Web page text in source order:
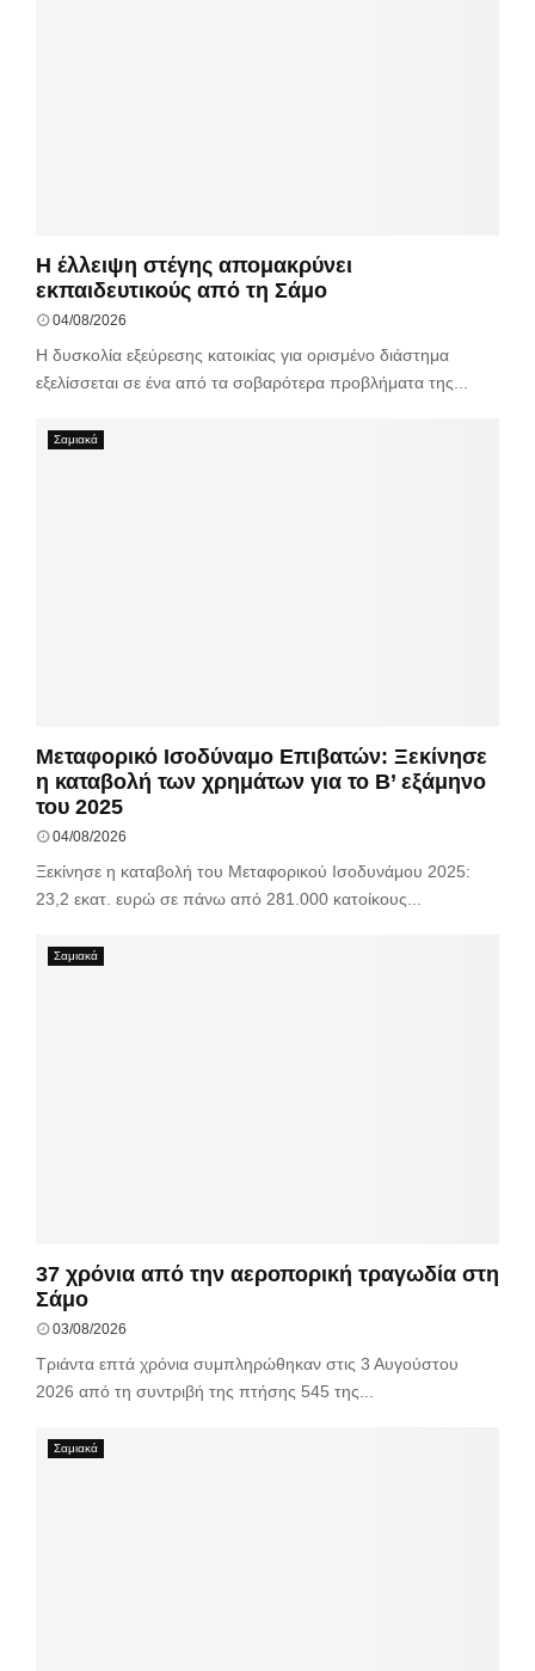
Η έλλειψη στέγης απομακρύνει
εκπαιδευτικούς από τη Σάμο
04/08/2026
Η δυσκολία εξεύρεσης κατοικίας για ορισμένο διάστημα
εξελίσσεται σε ένα από τα σοβαρότερα προβλήματα της...
Σαμιακά
Μεταφορικό Ισοδύναμο Επιβατών: Ξεκίνησε
η καταβολή των χρημάτων για το Β’ εξάμηνο
του 2025
04/08/2026
Ξεκίνησε η καταβολή του Μεταφορικού Ισοδυνάμου 2025:
23,2 εκατ. ευρώ σε πάνω από 281.000 κατοίκους...
Σαμιακά
37 χρόνια από την αεροπορική τραγωδία στη
Σάμο
03/08/2026
Τριάντα επτά χρόνια συμπληρώθηκαν στις 3 Αυγούστου
2026 από τη συντριβή της πτήσης 545 της...
Σαμιακά